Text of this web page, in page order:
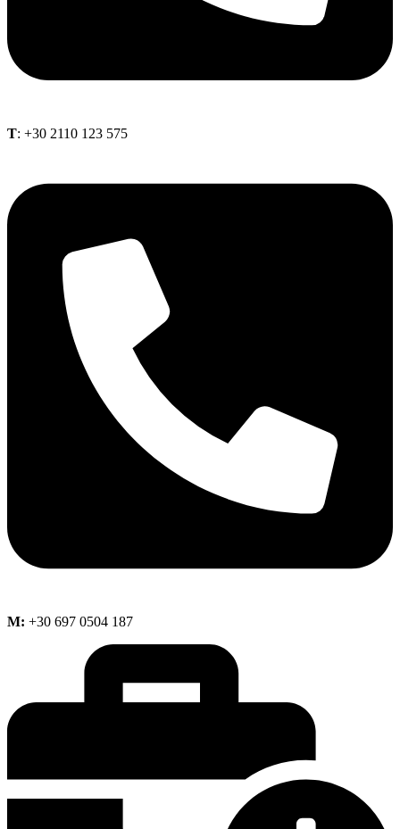
Τ: +30 2110 123 575
M: +30 697 0504 187